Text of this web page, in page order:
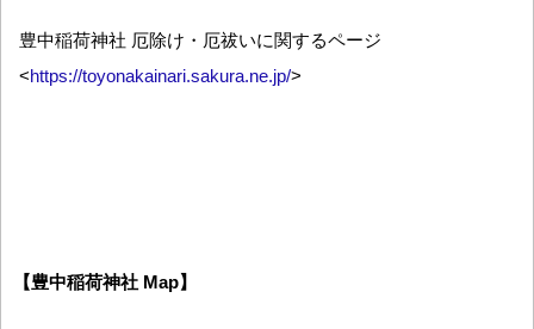
豊中稲荷神社 厄除け・厄祓いに関するページ
<https://toyonakainari.sakura.ne.jp/>
【豊中稲荷神社 Map】